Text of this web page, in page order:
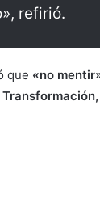
refirió.
que «no